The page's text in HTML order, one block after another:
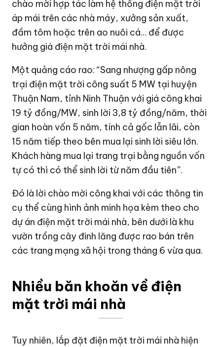
chào mời hợp tác làm hệ thống điện mặt trời
áp mái trên các nhà máy, xưởng sản xuất,
đầm tôm hoặc trên ao nuôi cá... để được
hưởng giá điện mặt trời mái nhà.
Một quảng cáo rao: “Sang nhượng gấp nông
trại điện mặt trời công suất 5 MW tại huyện
Thuận Nam, tỉnh Ninh Thuận với giá công khai
19 tỷ đồng/MW, sinh lời 3,8 tỷ đồng/năm, thời
gian hoàn vốn 5 năm, tính cả gốc lẫn lãi, còn
15 năm tiếp theo bên mua lại sinh lời siêu lớn.
Khách hàng mua lại trang trại bằng nguồn vốn
tự có thì có thể sinh lời từ năm đầu tiên”.
Đó là lời chào mời công khai với các thông tin
cụ thể cùng hình ảnh minh họa kèm theo cho
dự án điện mặt trời mái nhà, bên dưới là khu
vườn trồng cây đinh lăng được rao bán trên
các trang mạng xã hội trong tháng 6 vừa qua.
Nhiều băn khoăn về điện
mặt trời mái nhà
Tuy nhiên, lắp đặt điện mặt trời mái nhà hiện